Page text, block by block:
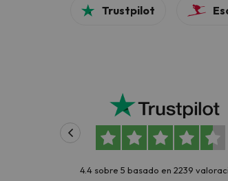
Trustpilot
4.4 sobre 5 basado en 2239